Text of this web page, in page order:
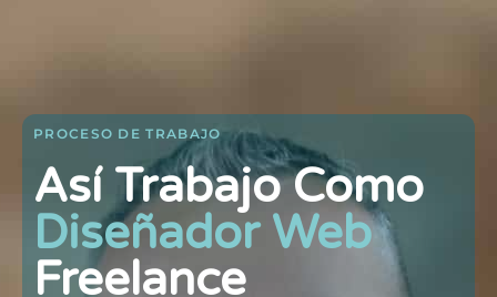
PROCESO DE TRABAJO
Así Trabajo Como
Diseñador Web
Freelance